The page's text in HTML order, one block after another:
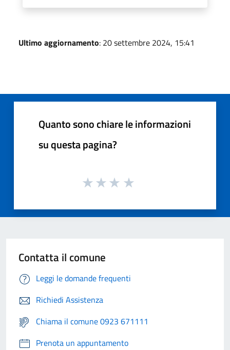
Ultimo aggiornamento: 20 settembre 2024, 15:41
Quanto sono chiare le informazioni
su questa pagina?
Contatta il comune
Leggi le domande frequenti
Richiedi Assistenza
Chiama il comune 0923 671111
Prenota un appuntamento